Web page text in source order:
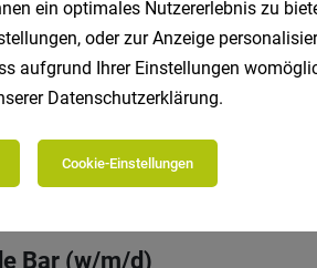
Gebäudetechnik (w/m/d)
Bar (w/m/d)
ein optimales Nutzererlebnis zu
oder zur Anzeige
aufgrund Ihrer Einstellungen
Datenschutzerklärung.
Cookie-Einstellungen